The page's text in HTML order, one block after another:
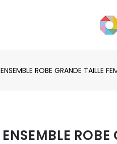
ENSEMBLE ROBE GRANDE TAILLE
ENSEMBLE